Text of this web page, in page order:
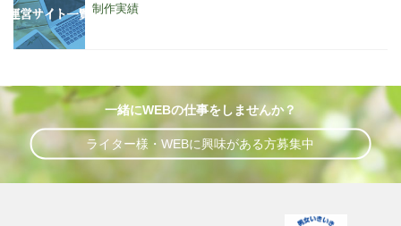
制作実績
一緒にWEBの仕事をしませんか？
ライター様・WEBに興味がある方募集中